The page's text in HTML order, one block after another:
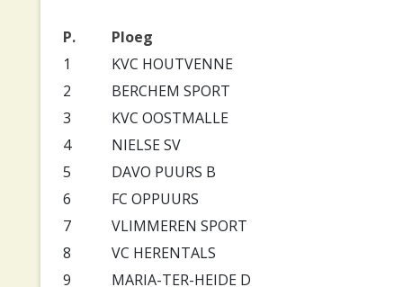
P.
Ploeg
1
KVC HOUTVENNE
2
BERCHEM SPORT
3
KVC OOSTMALLE
4
NIELSE SV
5
DAVO PUURS B
6
FC OPPUURS
7
VLIMMEREN SPORT
8
VC HERENTALS
9
MARIA-TER-HEIDE D